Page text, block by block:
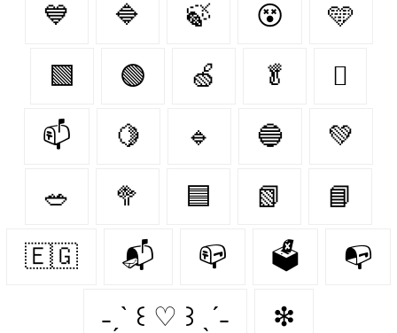
💙 🔷 🍃 😵 🩵
🟩 🟢 🍏 🥬 🫜
📫 🍋‍ 🔹 🔵 💚
🥗 🥦 🟦 📗 📘
🇪🇬 📬 📪 🗳 📭
˗ˏˋ ꒰ ♡ ꒱ ˎˊ˗ ❇